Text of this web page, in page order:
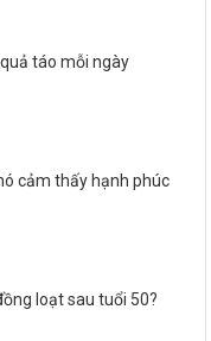
táo mỗi ngày
cảm thấy hạnh phúc
loạt sau tuổi 50?